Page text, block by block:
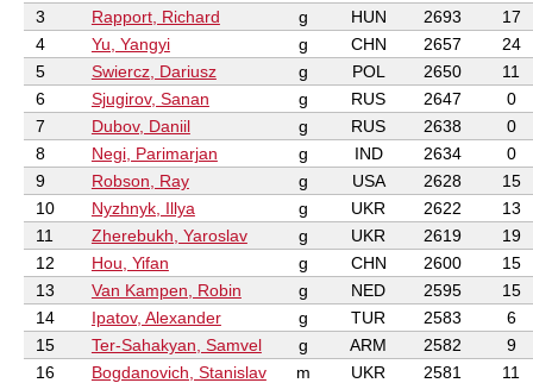
3
Rapport, Richard g HUN 2693
17
4
Yu, Yangyi g CHN 2657
24
5
Swiercz, Dariusz g POL 2650
11
6
Sjugirov, Sanan g RUS 2647
0
7
Dubov, Daniil g RUS 2638
0
8
Negi, Parimarjan g IND 2634
0
9
Robson, Ray g USA 2628
15
10
Nyzhnyk, Illya g UKR 2622
13
11
Zherebukh, Yaroslav g UKR 2619
19
12
Hou, Yifan g CHN 2600
15
13
Van Kampen, Robin g NED 2595
15
14
Ipatov, Alexander g TUR 2583
6
15
Ter-Sahakyan, Samvel g ARM 2582
9
16
Bogdanovich, Stanislav m UKR 2581
11